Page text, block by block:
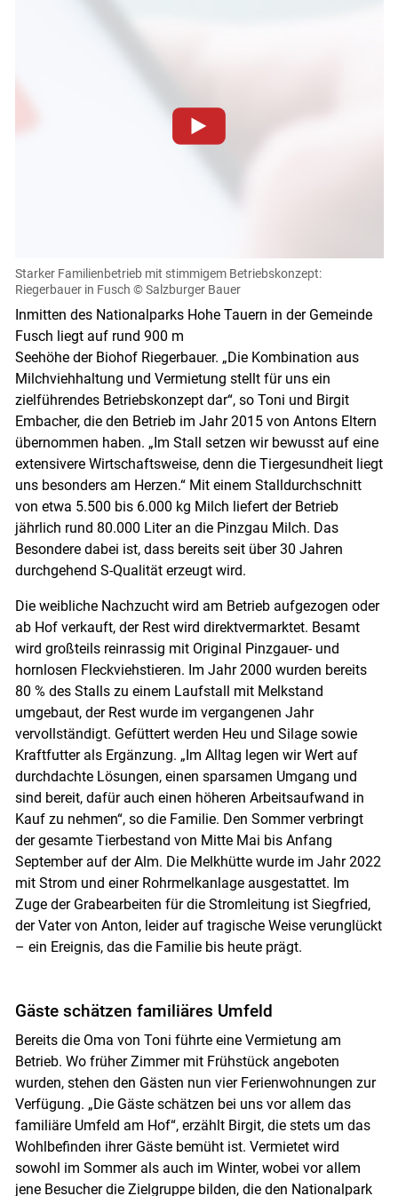
Skip to main content
einsehen und korrigieren
Akzeptieren
Cookies Einstellungen
Starker Familienbetrieb mit stimmigem Betriebskonzept:
Riegerbauer in Fusch © Salzburger Bauer
Inmitten des Nationalparks Hohe Tauern in der Gemeinde
Fusch liegt auf rund 900 m
Seehöhe der Biohof Riegerbauer. „Die Kombination aus
Milchviehhaltung und Vermietung stellt für uns ein
zielführendes Betriebskonzept dar“, so Toni und Birgit
Embacher, die den Betrieb im Jahr 2015 von Antons Eltern
übernommen haben. „Im Stall setzen wir bewusst auf eine
extensivere Wirtschaftsweise, denn die Tiergesundheit liegt
uns besonders am Herzen.“ Mit einem Stalldurchschnitt
von etwa 5.500 bis 6.000 kg Milch liefert der Betrieb
jährlich rund 80.000 Liter an die Pinzgau Milch. Das
Besondere dabei ist, dass bereits seit über 30 Jahren
durchgehend S-Qualität erzeugt wird.
Die weibliche Nachzucht wird am Betrieb aufgezogen oder
ab Hof verkauft, der Rest wird direktvermarktet. Besamt
wird großteils reinrassig mit Original Pinzgauer- und
hornlosen Fleckviehstieren. Im Jahr 2000 wurden bereits
80 % des Stalls zu einem Laufstall mit Melkstand
umgebaut, der Rest wurde im vergangenen Jahr
vervollständigt. Gefüttert werden Heu und Silage sowie
Kraftfutter als Ergänzung. „Im Alltag legen wir Wert auf
durchdachte Lösungen, einen sparsamen Umgang und
sind bereit, dafür auch einen höheren Arbeitsaufwand in
Kauf zu nehmen“, so die Familie. Den Sommer verbringt
der gesamte Tierbestand von Mitte Mai bis Anfang
September auf der Alm. Die Melkhütte wurde im Jahr 2022
mit Strom und einer Rohrmelkanlage ausgestattet. Im
Zuge der Grabearbeiten für die Stromleitung ist Siegfried,
der Vater von Anton, leider auf tragische Weise verunglückt
– ein Ereignis, das die Familie bis heute prägt.
Gäste schätzen familiäres Umfeld
Bereits die Oma von Toni führte eine Vermietung am
Betrieb. Wo früher Zimmer mit Frühstück angeboten
wurden, stehen den Gästen nun vier Ferienwohnungen zur
Verfügung. „Die Gäste schätzen bei uns vor allem das
familiäre Umfeld am Hof“, erzählt Birgit, die stets um das
Wohlbefinden ihrer Gäste bemüht ist. Vermietet wird
sowohl im Sommer als auch im Winter, wobei vor allem
jene Besucher die Zielgruppe bilden, die den Nationalpark